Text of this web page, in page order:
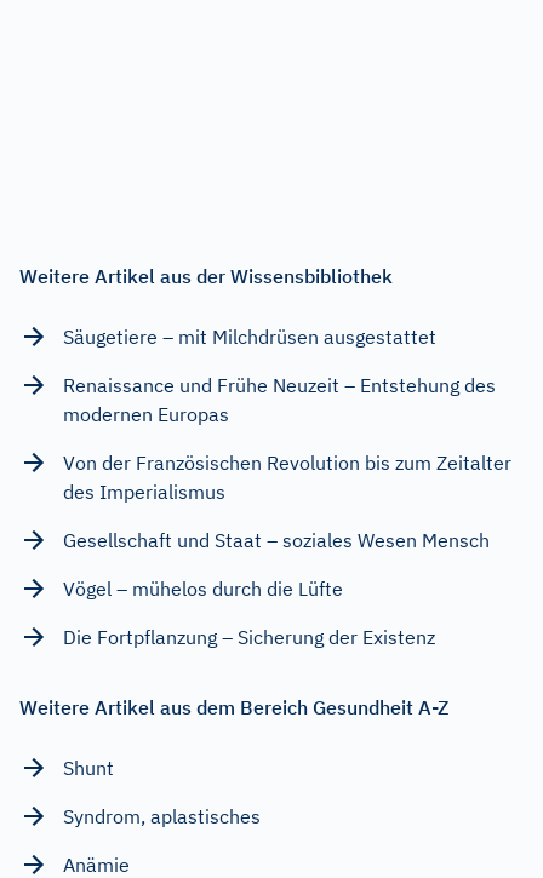
Weitere Artikel aus der Wissensbibliothek
Säugetiere – mit Milchdrüsen ausgestattet
Renaissance und Frühe Neuzeit – Entstehung des
modernen Europas
Von der Französischen Revolution bis zum Zeitalter
des Imperialismus
Gesellschaft und Staat – soziales Wesen Mensch
Vögel – mühelos durch die Lüfte
Die Fortpflanzung – Sicherung der Existenz
Weitere Artikel aus dem Bereich Gesundheit A-Z
Shunt
Syndrom, aplastisches
Anämie